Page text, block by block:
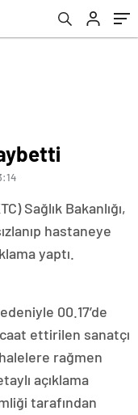
Sağlık Bakanlığı,
hastaneye
yaptı.
00.17’de
ettirilen sanatçı
rağmen
açıklama
tarafından